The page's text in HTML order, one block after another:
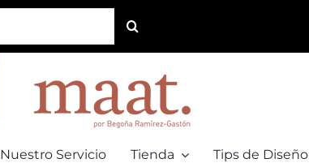
Nuestro Servicio Tienda Tips de Diseño